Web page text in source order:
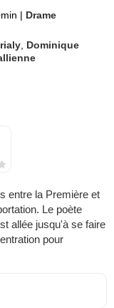
| Drame
Dominique
entre la Première et
Le poète
allée jusqu'à se faire
pour